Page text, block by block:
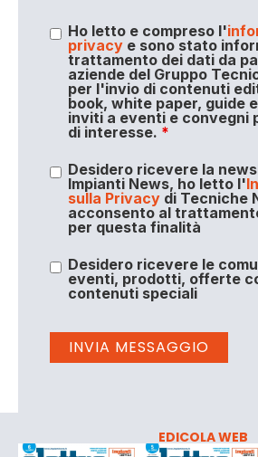
Ho letto e compreso l'
privacye sono stato
trattamento dei dati da
aziende del Gruppo
per l'invio di contenuti
book, white paper, guide
inviti a eventi e convegni
di interesse. *
Desidero ricevere la
Impianti News, ho letto l'
sulla Privacydi Tecniche
acconsento al
per questa finalità
Desidero ricevere le
eventi, prodotti, offerte
contenuti speciali
EDICOLA WEB